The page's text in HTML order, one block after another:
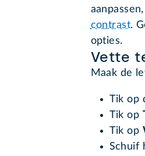
contrast.
opties.
Vette
Maak de
Tik op
Tik op
Tik op
Schuif